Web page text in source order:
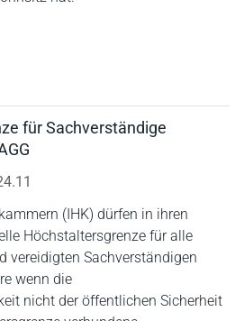
für Sachverständige
(IHK) dürfen in ihren
Höchstaltersgrenze für alle
vereidigten Sachverständigen
wenn die
nicht der öffentlichen Sicherheit